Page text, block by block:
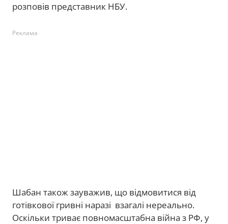
розповів представник НБУ.
Реклама
Шабан також зауважив, що відмовитися від
готівкової гривні наразі взагалі нереально.
Оскільки триває повномасштабна війна з РФ, у